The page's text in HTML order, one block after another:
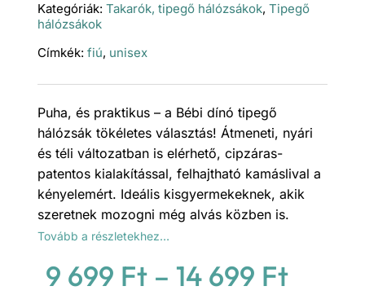
Kategóriák: Takarók, tipegő hálózsákok, Tipegő
hálózsákok
Címkék: fiú, unisex
Puha, és praktikus – a Bébi dínó tipegő
hálózsák tökéletes választás! Átmeneti, nyári
és téli változatban is elérhető, cipzáras-
patentos kialakítással, felhajtható kamáslival a
kényelemért. Ideális kisgyermekeknek, akik
szeretnek mozogni még alvás közben is.
Tovább a részletekhez…
9 699 Ft – 14 699 Ft